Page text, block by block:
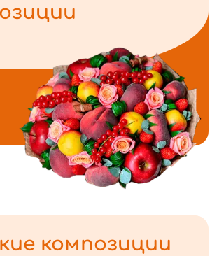
композиции